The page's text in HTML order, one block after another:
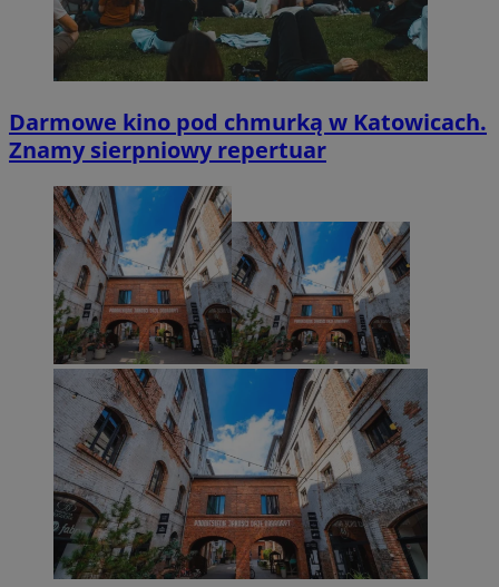
Darmowe kino pod chmurką w Katowicach.
Znamy sierpniowy repertuar